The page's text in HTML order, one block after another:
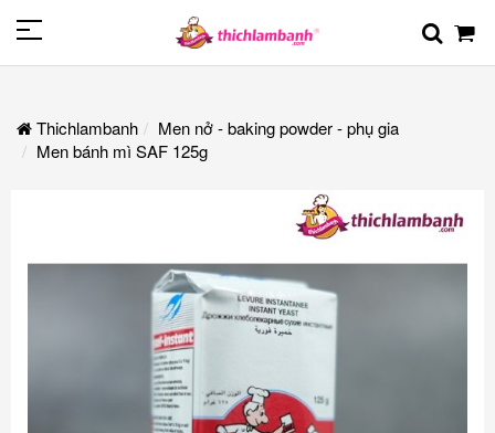
Thichlambanh
Men nở - baking powder - phụ gia
Men bánh mì SAF 125g